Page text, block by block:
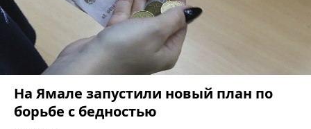
На Ямале запустили новый план по
борьбе с бедностью